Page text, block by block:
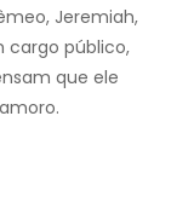
Jeremiah,
cargo público,
que ele